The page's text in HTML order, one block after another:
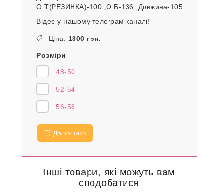
О.Т(РЕЗИНКА)-100.,О.Б-136.,Довжина-105
Відео у нашому телеграм каналі!
Ціна: 1300 грн.
Розміри
48-50
52-54
56-58
До кошика
Інші товари, які можуть вам
сподобатися